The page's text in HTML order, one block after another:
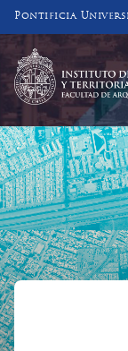
Pontificia
INSTITUTO
Y
FACULTAD DE